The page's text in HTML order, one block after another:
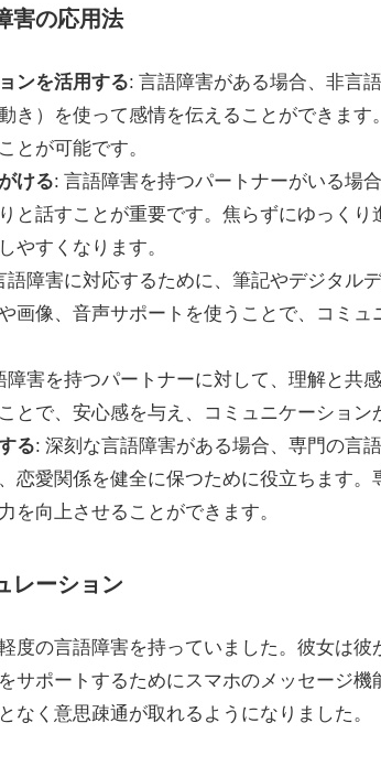
害の応用法
ンを活用する: 言語障害がある場合、非言
き）を使って感情を伝えることができま
とが可能です。
ける: 言語障害を持つパートナーがいる場
と話すことが重要です。焦らずにゆっくり
やすくなります。
語障害に対応するために、筆記やデジタル
画像、音声サポートを使うことで、コミュ
障害を持つパートナーに対して、理解と共
とで、安心感を与え、コミュニケーション
る: 深刻な言語障害がある場合、専門の言
恋愛関係を健全に保つために役立ちます
を向上させることができます。
レーション
度の言語障害を持っていました。彼女は
サポートするためにスマホのメッセージ
なく意思疎通が取れるようになりました。